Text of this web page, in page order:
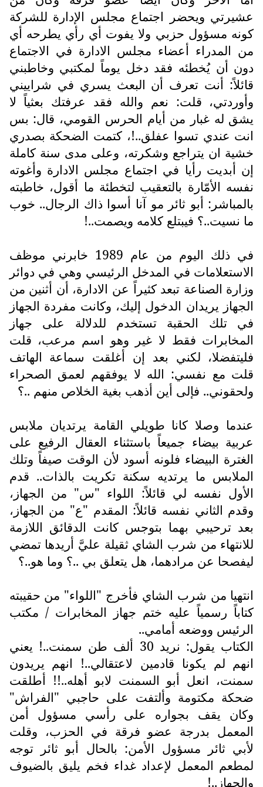
عشيرتي ويحضر اجتماع مجلس الإدارة للشركة
كونه مسؤول حزبي ولا يفوت أي رأي يطرحه أي
من المدراء أعضاء مجلس الادارة في الاجتماع
دون أن يُخطئه فقد دخل يوماً لمكتبي وخاطبني
قائلاً: أنت تعرف أن البعث يسري في شراييني
وأوردتي، قلت: نعم والله فقد عرفتك بعثياً لا
يشق له غبار من أيام الحرس القومي، قال: بس
انت عندي تسوا عفلق..!، كتمت الضحكة بصدري
خشية ان يتراجع وشكرته، وعلى مدى سنة كاملة
إن أبديت رأيا في اجتماع مجلس الادارة وأغوته
نفسه الأمّارة بالتعقيب لتخطئة ما أقول، خاطبته
بالمباشر: أبو ثائر مو آنا أسوا ذاك الرجال.. خوب
ما نسيت..؟ فيبتلع كلامه ويصمت..!
في ذلك اليوم من عام 1989 خابرني موظف
الاستعلامات في المدخل الرئيسي وهي في دوائر
وزارة الصناعة تبعد كثيراً عن الادارة، أن أثنين من
الجهاز يريدان الدخول إليك، وكانت مفردة الجهاز
في تلك الحقبة تستخدم للدلالة على جهاز
المخابرات فقط لا غير وهو اسم مرعب، قلت
فليتفضلا، لكني بعد إن أغلقت سماعة الهاتف
قلت مع نفسي: الله لا يوفقهم لعمق الصحراء
ولحقوني.. فإلى أين أذهب بغية الخلاص منهم ..؟
عندما وصلا كانا طويلي القامة يرتديان ملابس
عربية بيضاء جميعاً باستثناء العقال الرفيع على
الغترة البيضاء فلونه أسود لأن الوقت صيفاً وتلك
الملابس ما يرتديه سكنة تكريت بالذات.. قدم
الأول نفسه لي قائلاً: اللواء "س" من الجهاز،
وقدم الثاني نفسه قائلاً: المقدم "ع" من الجهاز،
بعد ترحيبي بهما بتوجس كانت الدقائق اللازمة
للانتهاء من شرب الشاي ثقيلة عليَّ أريدها تمضي
ليفصحا عن مرادهما، هل يتعلق بي ..؟ وما هو..؟
انتهيا من شرب الشاي فأخرج "اللواء" من حقيبته
كتاباً رسمياً عليه ختم جهاز المخابرات / مكتب
الرئيس ووضعه أمامي..
الكتاب يقول: نريد 30 ألف طن سمنت..! يعني
انهم لم يكونا قادمين لاعتقالي..! انهم يريدون
سمنت، انعل أبو السمنت لابو أهله..!! أطلقت
ضحكة مكتومة وألتفت على حاجبي "الفراش"
وكان يقف بجواره على رأسي مسؤول أمن
المعمل بدرجة عضو فرقة في الحزب، وقلت
لأبي ثائر مسؤول الأمن: بالحال أبو ثائر توجه
لمطعم المعمل لإعداد غداء فخم يليق بالضيوف
والجهاز..!